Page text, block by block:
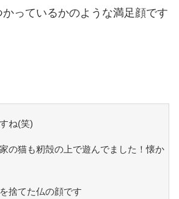
っているかのような満足顔です
ね(笑)
の猫も籾殻の上で遊んでました！懐か
捨てた仏の顔です